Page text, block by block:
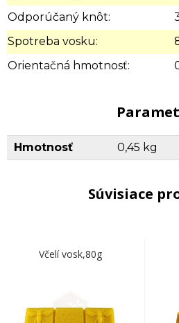
Odporúčaný knôt:
Spotreba vosku:
Orientačná hmotnosť:
Hmotnosť 0,45 kg
Súvisiace
Včelí vosk,80g